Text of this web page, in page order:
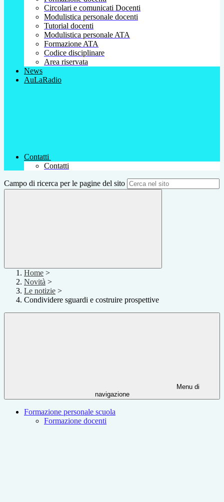
Circolari e comunicati Docenti
Modulistica personale docenti
Tutorial docenti
Modulistica personale ATA
Formazione ATA
Codice disciplinare
Area riservata
News
AuLaRadio
Contatti
Contatti
Campo di ricerca per le pagine del sito
Home >
Novità >
Le notizie >
Condividere sguardi e costruire prospettive
Menu di
navigazione
Formazione personale scuola
Formazione docenti